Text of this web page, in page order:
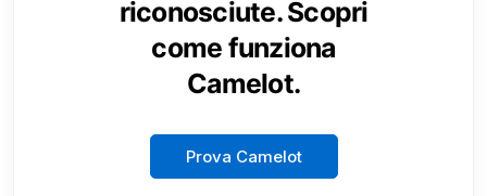
riconosciute. Scopri
come funziona
Camelot.
Prova Camelot